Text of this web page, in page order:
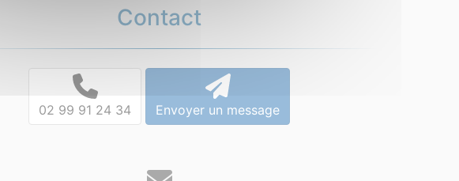
Contact
02 99 91 24 34 Envoyer un message